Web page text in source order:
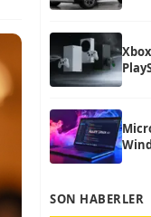
SON HABERLER